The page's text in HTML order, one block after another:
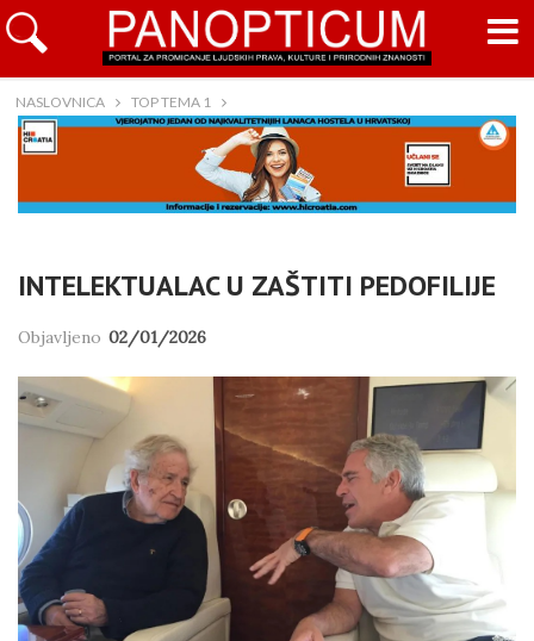
NASLOVNICA TOP TEMA 1
INTELEKTUALAC U ZAŠTITI PEDOFILIJE
Objavljeno 02/01/2026